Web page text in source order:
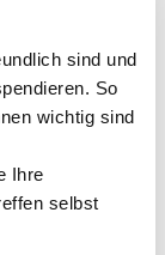
sind und
So
wichtig sind
Ihre
selbst
und
sich
und
durch
als auch